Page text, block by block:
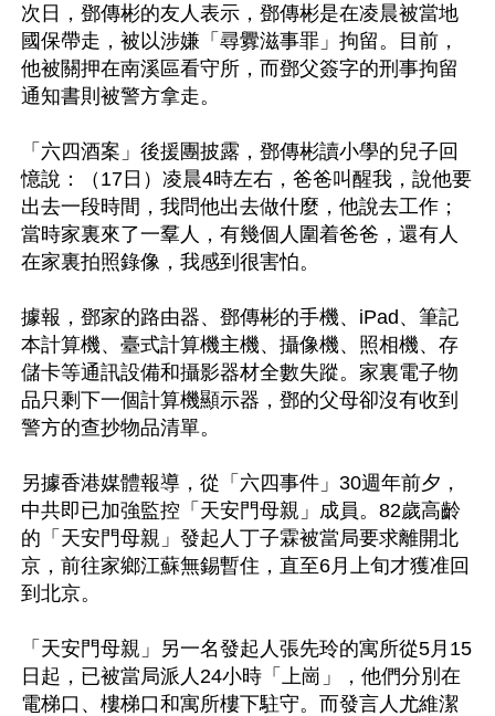
次日，鄧傳彬的友人表示，鄧傳彬是在凌晨被當地
國保帶走，被以涉嫌「尋釁滋事罪」拘留。目前，
他被關押在南溪區看守所，而鄧父簽字的刑事拘留
通知書則被警方拿走。
「六四酒案」後援團披露，鄧傳彬讀小學的兒子回
憶說：（17日）凌晨4時左右，爸爸叫醒我，說他要
出去一段時間，我問他出去做什麼，他說去工作；
當時家裏來了一羣人，有幾個人圍着爸爸，還有人
在家裏拍照錄像，我感到很害怕。
據報，鄧家的路由器、鄧傳彬的手機、iPad、筆記
本計算機、臺式計算機主機、攝像機、照相機、存
儲卡等通訊設備和攝影器材全數失蹤。家裏電子物
品只剩下一個計算機顯示器，鄧的父母卻沒有收到
警方的查抄物品清單。
另據香港媒體報導，從「六四事件」30週年前夕，
中共即已加強監控「天安門母親」成員。82歲高齡
的「天安門母親」發起人丁子霖被當局要求離開北
京，前往家鄉江蘇無錫暫住，直至6月上旬才獲准回
到北京。
「天安門母親」另一名發起人張先玲的寓所從5月15
日起，已被當局派人24小時「上崗」，他們分別在
電梯口、樓梯口和寓所樓下駐守。而發言人尤維潔